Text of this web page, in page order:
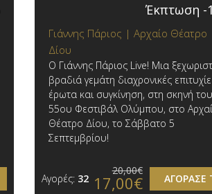
Έκπτωση -
Γιάννης Πάριος | Αρχαίο Θέατρο
Δίου
Ο Γιάννης Πάριος Live! Μια
βραδιά γεμάτη διαχρονικές
έρωτα και συγκίνηση, στη σκηνή
55ου Φεστιβάλ Ολύμπου, στο
Θέατρο Δίου, το Σάββατο 5
Σεπτεμβρίου!
Αγορές: 32 ΑΓΟΡΑΣΕ
20,00€
17,00€